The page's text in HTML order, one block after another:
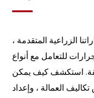
الزراعية المتقدمة ،
للتعامل مع أنواع
استكشف كيف يمكن
العمالة ، وإعداد